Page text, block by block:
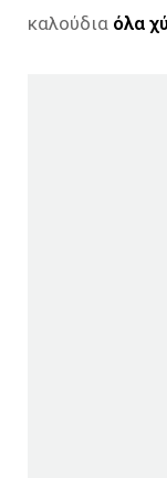
καλούδια όλα